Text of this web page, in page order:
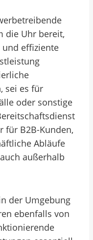
die Uhr bereit,
effiziente
sei es für
oder sonstige
für B2B-Kunden,
Abläufe
außerhalb
der Umgebung
ebenfalls von